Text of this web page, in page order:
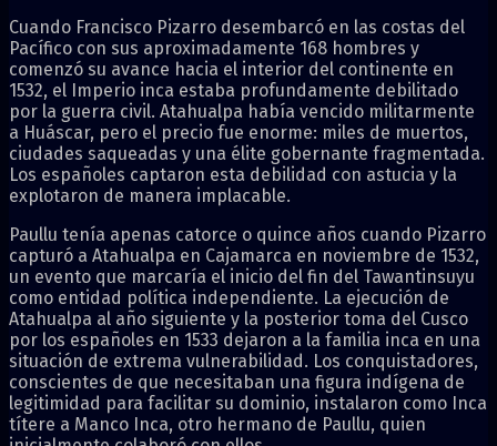
Cuando Francisco Pizarro desembarcó en las costas del
Pacífico con sus aproximadamente 168 hombres y
comenzó su avance hacia el interior del continente en
1532, el Imperio inca estaba profundamente debilitado
por la guerra civil. Atahualpa había vencido militarmente
a Huáscar, pero el precio fue enorme: miles de muertos,
ciudades saqueadas y una élite gobernante fragmentada.
Los españoles captaron esta debilidad con astucia y la
explotaron de manera implacable.
Paullu tenía apenas catorce o quince años cuando Pizarro
capturó a Atahualpa en Cajamarca en noviembre de 1532,
un evento que marcaría el inicio del fin del Tawantinsuyu
como entidad política independiente. La ejecución de
Atahualpa al año siguiente y la posterior toma del Cusco
por los españoles en 1533 dejaron a la familia inca en una
situación de extrema vulnerabilidad. Los conquistadores,
conscientes de que necesitaban una figura indígena de
legitimidad para facilitar su dominio, instalaron como Inca
títere a Manco Inca, otro hermano de Paullu, quien